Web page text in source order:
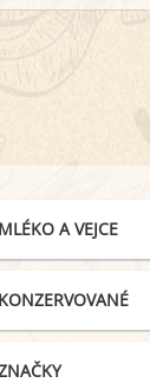
MLÉKO A VEJCE
KONZERVOVANÉ